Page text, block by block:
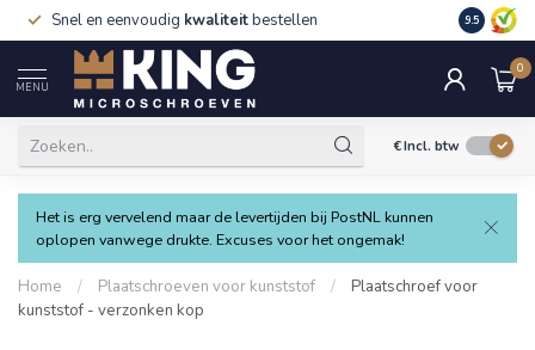
Snel en eenvoudig kwaliteitbestellen 9.5
MENU
0
€Incl. btw
Het is erg vervelend maar de levertijden bij PostNL kunnen
oplopen vanwege drukte. Excuses voor het ongemak!
Home / Plaatschroeven voor kunststof /
Plaatschroef voor
kunststof - verzonken kop